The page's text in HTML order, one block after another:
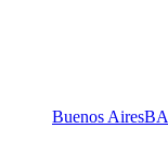
Buenos AiresBA